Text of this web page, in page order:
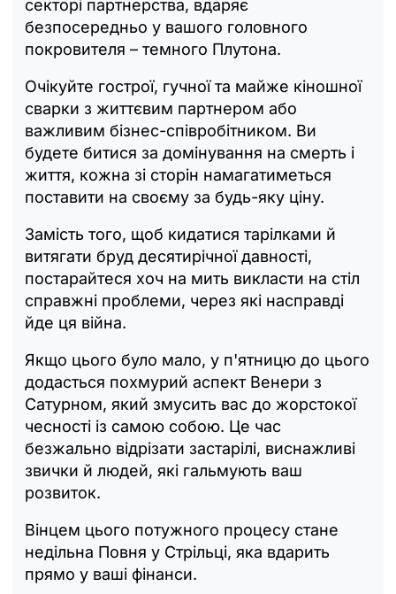
секторі партнерства, вдаряє
безпосередньо у вашого головного
покровителя – темного Плутона.
Очікуйте гострої, гучної та майже кіношної
сварки з життєвим партнером або
важливим бізнес-співробітником. Ви
будете битися за домінування на смерть і
життя, кожна зі сторін намагатиметься
поставити на своєму за будь-яку ціну.
Замість того, щоб кидатися тарілками й
витягати бруд десятирічної давності,
постарайтеся хоч на мить викласти на стіл
справжні проблеми, через які насправді
йде ця війна.
Якщо цього було мало, у п'ятницю до цього
додасться похмурий аспект Венери з
Сатурном, який змусить вас до жорстокої
чесності із самою собою. Це час
безжально відрізати застарілі, виснажливі
звички й людей, які гальмують ваш
розвиток.
Вінцем цього потужного процесу стане
недільна Повня у Стрільці, яка вдарить
прямо у ваші фінанси.